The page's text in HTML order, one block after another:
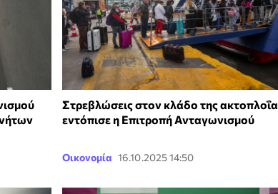
Στρεβλώσεις στον κλάδο της
εντόπισε η Επιτροπή Ανταγωνισμού
Οικονομία 16.10.2025 14:50